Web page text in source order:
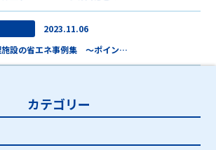
2023.11.06
施設の省エネ事例集 ～ポイン…
カテゴリー